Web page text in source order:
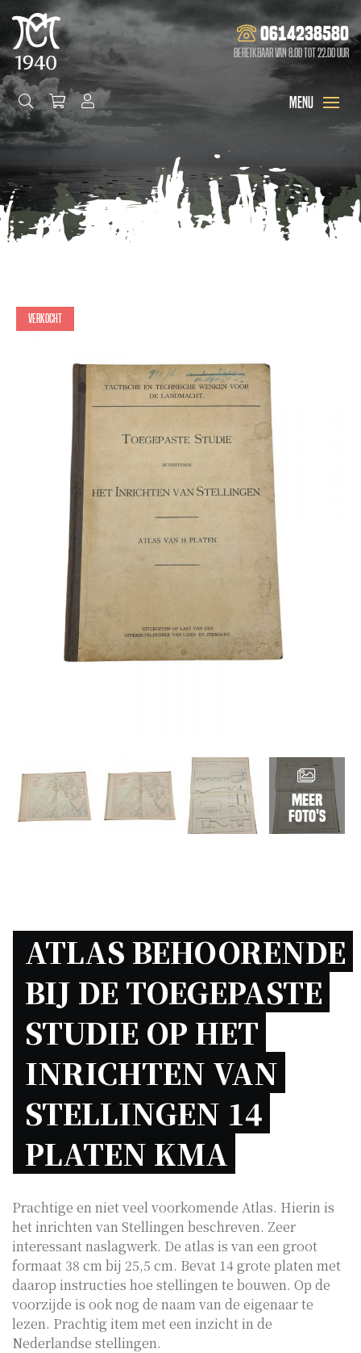
0614238580
Bereikbaar van 8.00 tot 22.00 uur
Verkocht
Meer
foto's
ATLAS BEHOORENDE
BIJ DE TOEGEPASTE
STUDIE OP HET
INRICHTEN VAN
STELLINGEN 14
PLATEN KMA
Prachtige en niet veel voorkomende Atlas. Hierin is
het inrichten van Stellingen beschreven. Zeer
interessant naslagwerk. De atlas is van een groot
formaat 38 cm bij 25,5 cm. Bevat 14 grote platen met
daarop instructies hoe stellingen te bouwen. Op de
voorzijde is ook nog de naam van de eigenaar te
lezen. Prachtig item met een inzicht in de
Nederlandse stellingen.